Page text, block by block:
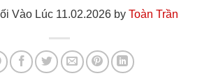
Vào Lúc 11.02.2026 by Toàn Trần